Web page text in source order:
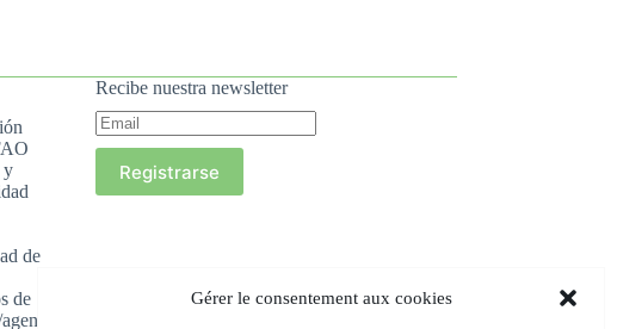
Gérer le consentement aux cookies
y
de
de
Recibe nuestra newsletter
Registrarse